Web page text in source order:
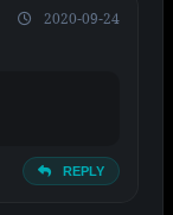
2020-09-24
REPLY